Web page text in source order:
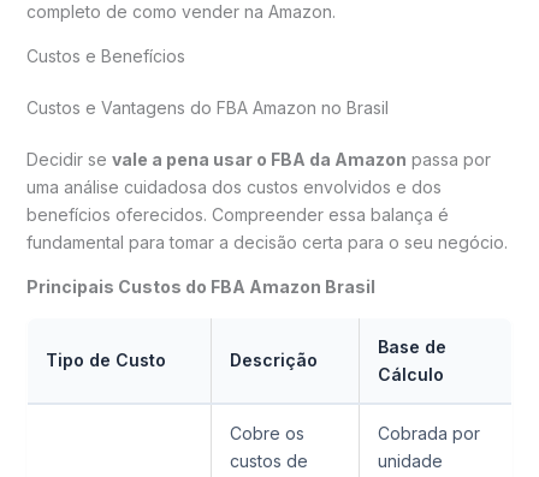
completo de como vender na Amazon.
Custos e Benefícios
Custos e Vantagens do FBA Amazon no Brasil
Decidir se vale a pena usar o FBA da Amazon passa por
uma análise cuidadosa dos custos envolvidos e dos
benefícios oferecidos. Compreender essa balança é
fundamental para tomar a decisão certa para o seu negócio.
Principais Custos do FBA Amazon Brasil
Tipo de Custo Descrição
Base de
Cálculo
Cobre os
custos de
Cobrada por
unidade